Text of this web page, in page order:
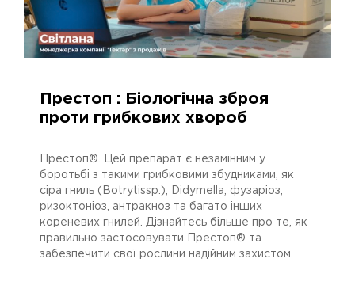
2716 11.09.2023
Престоп : Біологічна зброя
проти грибкових хвороб
Престоп®. Цей препарат є незамінним у
боротьбі з такими грибковими збудниками, як
сіра гниль (Botrytissp.), Didymella, фузаріоз,
ризоктоніоз, антракноз та багато інших
кореневих гнилей. Дізнайтесь більше про те, як
правильно застосовувати Престоп® та
забезпечити свої рослини надійним захистом.